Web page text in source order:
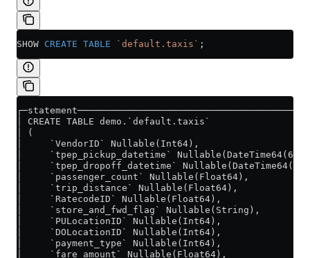
SHOW CREATE TABLE `default.taxis` ;
│ CREATE TABLE demo.`default.taxis`
│ (
│     `VendorID` Nullable(Int64),
│     `tpep_pickup_datetime`
│     `tpep_dropoff_datetime`
│     `passenger_count`
│     `trip_distance` Nullable(Float64),
│     `RatecodeID` Nullable(Float64),
│     `store_and_fwd_flag`
│     `PULocationID` Nullable(Int64),
│     `DOLocationID` Nullable(Int64),
│     `payment_type` Nullable(Int64),
│     `fare_amount` Nullable(Float64),